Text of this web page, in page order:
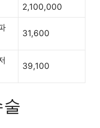
2,100,000
31,600
39,100